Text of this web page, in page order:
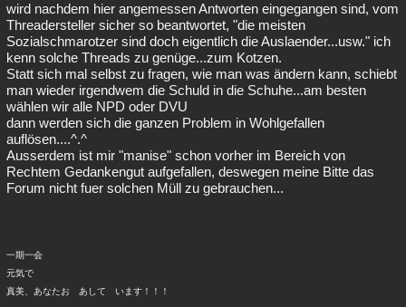
wird nachdem hier angemessen Antworten eingegangen sind, vom
Threadersteller sicher so beantwortet, "die meisten
Sozialschmarotzer sind doch eigentlich die Auslaender...usw." ich
kenn solche Threads zu genüge...zum Kotzen.
Statt sich mal selbst zu fragen, wie man was ändern kann, schiebt
man wieder irgendwem die Schuld in die Schuhe...am besten
wählen wir alle NPD oder DVU
dann werden sich die ganzen Problem in Wohlgefallen
auflösen....^.^
Ausserdem ist mir "manise" schon vorher im Bereich von
Rechtem Gedankengut aufgefallen, deswegen meine Bitte das
Forum nicht fuer solchen Müll zu gebrauchen...
一期一会
元気で
真美、あなたお あして います！！！